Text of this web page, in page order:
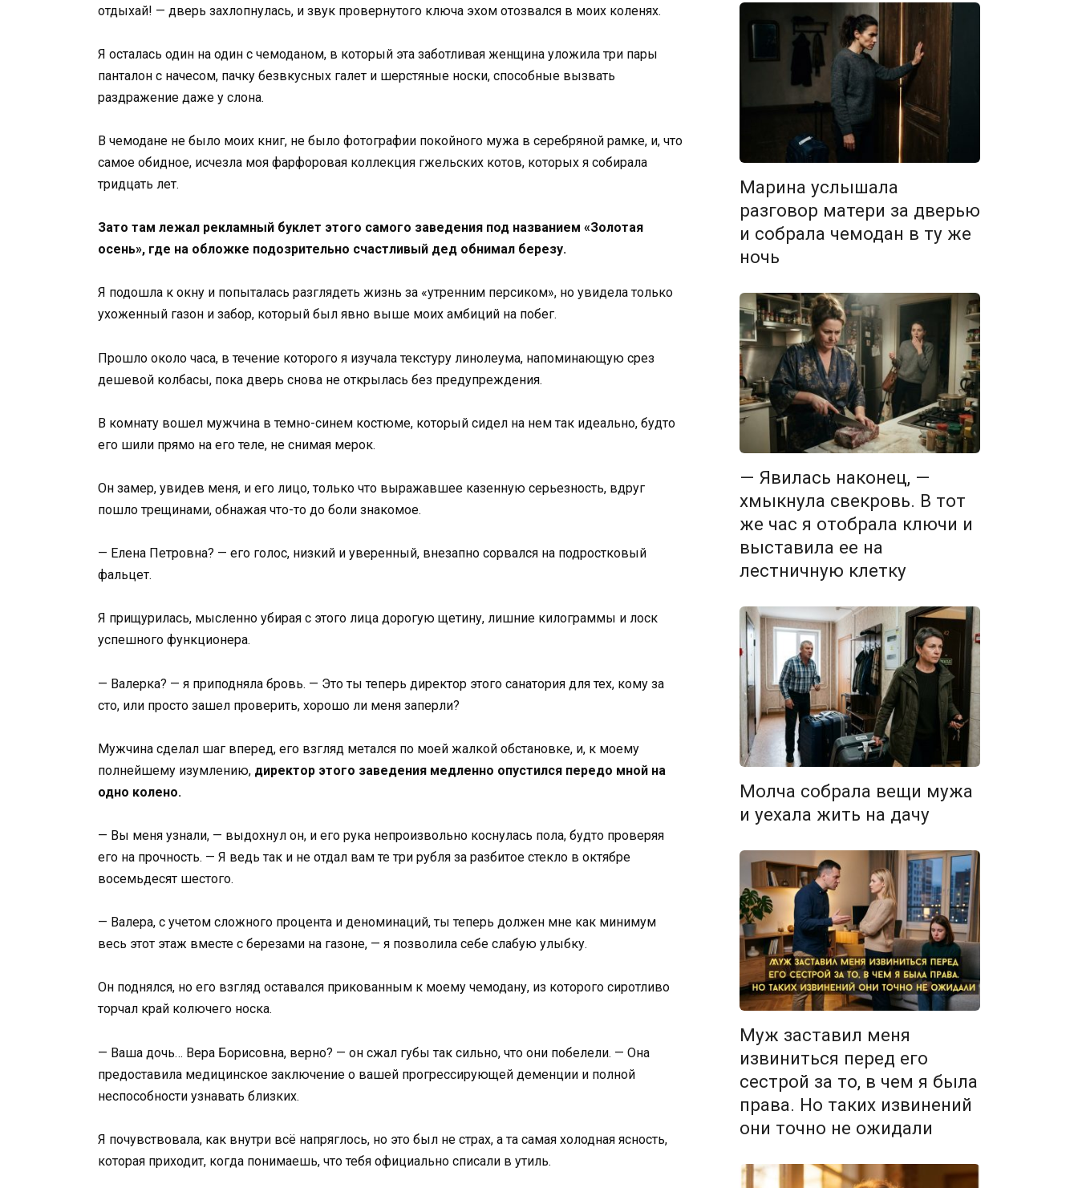
отдыхай! — дверь захлопнулась, и звук провернутого ключа эхом отозвался в моих коленях.
Я осталась один на один с чемоданом, в который эта заботливая женщина уложила три пары
панталон с начесом, пачку безвкусных галет и шерстяные носки, способные вызвать
раздражение даже у слона.
В чемодане не было моих книг, не было фотографии покойного мужа в серебряной рамке, и, что
самое обидное, исчезла моя фарфоровая коллекция гжельских котов, которых я собирала
тридцать лет.
Зато там лежал рекламный буклет этого самого заведения под названием «Золотая
осень», где на обложке подозрительно счастливый дед обнимал березу.
Я подошла к окну и попыталась разглядеть жизнь за «утренним персиком», но увидела только
ухоженный газон и забор, который был явно выше моих амбиций на побег.
Прошло около часа, в течение которого я изучала текстуру линолеума, напоминающую срез
дешевой колбасы, пока дверь снова не открылась без предупреждения.
В комнату вошел мужчина в темно-синем костюме, который сидел на нем так идеально, будто
его шили прямо на его теле, не снимая мерок.
Он замер, увидев меня, и его лицо, только что выражавшее казенную серьезность, вдруг
пошло трещинами, обнажая что-то до боли знакомое.
— Елена Петровна? — его голос, низкий и уверенный, внезапно сорвался на подростковый
фальцет.
Я прищурилась, мысленно убирая с этого лица дорогую щетину, лишние килограммы и лоск
успешного функционера.
— Валерка? — я приподняла бровь. — Это ты теперь директор этого санатория для тех, кому за
сто, или просто зашел проверить, хорошо ли меня заперли?
Мужчина сделал шаг вперед, его взгляд метался по моей жалкой обстановке, и, к моему
полнейшему изумлению, директор этого заведения медленно опустился передо мной на
одно колено.
— Вы меня узнали, — выдохнул он, и его рука непроизвольно коснулась пола, будто проверяя
его на прочность. — Я ведь так и не отдал вам те три рубля за разбитое стекло в октябре
восемьдесят шестого.
— Валера, с учетом сложного процента и деноминаций, ты теперь должен мне как минимум
весь этот этаж вместе с березами на газоне, — я позволила себе слабую улыбку.
Он поднялся, но его взгляд оставался прикованным к моему чемодану, из которого сиротливо
торчал край колючего носка.
— Ваша дочь… Вера Борисовна, верно? — он сжал губы так сильно, что они побелели. — Она
предоставила медицинское заключение о вашей прогрессирующей деменции и полной
неспособности узнавать близких.
Я почувствовала, как внутри всё напряглось, но это был не страх, а та самая холодная ясность,
которая приходит, когда понимаешь, что тебя официально списали в утиль.
Марина услышала
разговор матери за дверью
и собрала чемодан в ту же
ночь
— Явилась наконец, —
хмыкнула свекровь. В тот
же час я отобрала ключи и
выставила ее на
лестничную клетку
Молча собрала вещи мужа
и уехала жить на дачу
Муж заставил меня
извиниться перед его
сестрой за то, в чем я была
права. Но таких извинений
они точно не ожидали